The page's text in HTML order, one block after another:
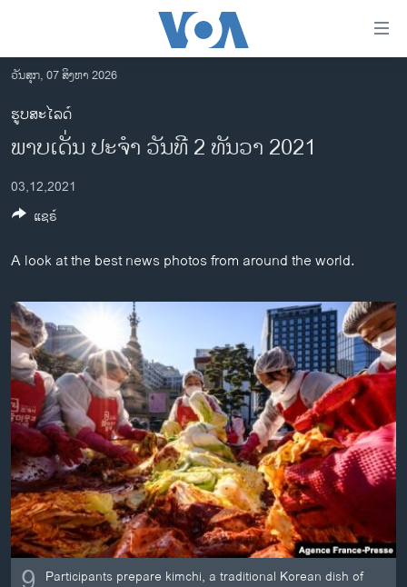
ເຂົ້າ
ຫາ
ຂ້າມ
ຂ້າມ
ໄປ
ຫາ
ຄົ້ນ
ລາວ
ອາເມຣິກາ
ການເລືອກຕັ້ງ ປະທານາທີບໍດີ ສະຫະລັດ 2024
ຂ່າວ​ຈີນ
ໂລກ
ອິດສະຫຼະພາບດ້ານການຂ່າວ
ຊີວິດຊາວລາວ
ຊຸມຊົນຊາວລາວ
ວິທະຍາສາດ-ເທັກໂນໂລຈີ
ທຸລະກິດ
ພາສາອັງກິດ
ວີດີໂອ
ສຽງ
ວັນສຸກ, 07 ສິງຫາ 2026
ຮູບສະໄລດ໌
ພາບເດັ່ນ ປະຈຳ ວັນທີ 2 ທັນວາ 2021
03,12,2021
A look at the best news photos from around the world.
Participants prepare kimchi, a traditional Korean dish of
ແຊຣ໌